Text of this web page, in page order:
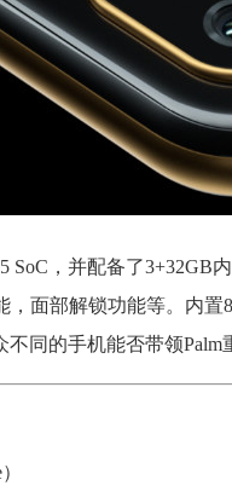
，并配备了3+32GB
，面部解锁功能等。内
同的手机能否带领Palm